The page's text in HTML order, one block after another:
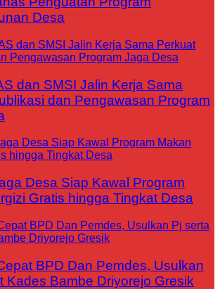
Desa
dan SMSI Jalin Kerja Sama
dan Pengawasan Program
Desa Siap Kawal Program
Gratis hingga Tingkat Desa
BPD Dan Pemdes, Usulkan
Kades Bambe Driyorejo Gresik